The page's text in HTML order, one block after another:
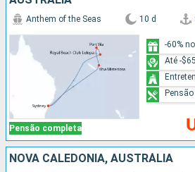
Pensão completa
Anthem of the Seas 10 d
-60%
Até -
NOVA CALEDÔNIA, AUSTRÁLIA